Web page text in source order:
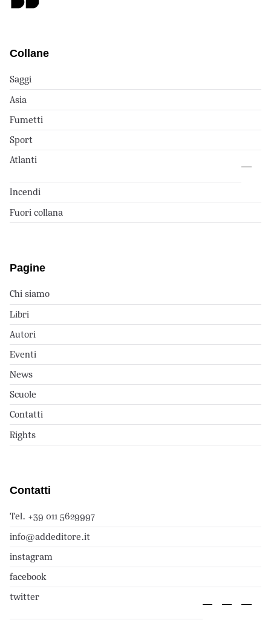
Collane
Saggi
Asia
Fumetti
Sport
Atlanti
Incendi
Fuori collana
Pagine
Chi siamo
Libri
Autori
Eventi
News
Scuole
Contatti
Rights
Contatti
Tel. +39 011 5629997
info@addeditore.it
instagram
facebook
twitter